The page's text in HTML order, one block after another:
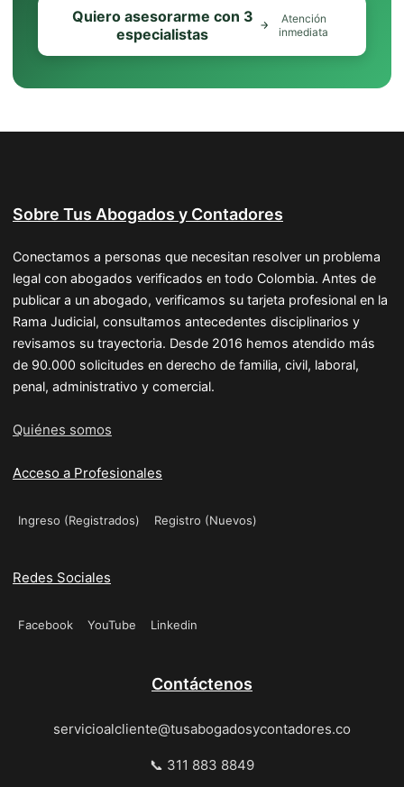
Quiero asesorarme con 3
especialistas
Atención
inmediata
Sobre Tus Abogados y Contadores
Conectamos a personas que necesitan resolver un problema
legal con abogados verificados en todo Colombia. Antes de
publicar a un abogado, verificamos su tarjeta profesional en la
Rama Judicial, consultamos antecedentes disciplinarios y
revisamos su trayectoria. Desde 2016 hemos atendido más
de 90.000 solicitudes en derecho de familia, civil, laboral,
penal, administrativo y comercial.
Quiénes somos
Acceso a Profesionales
Ingreso (Registrados) Registro (Nuevos)
Redes Sociales
Facebook YouTube Linkedin
Contáctenos
servicioalcliente@tusabogadosycontadores.co
📞 311 883 8849